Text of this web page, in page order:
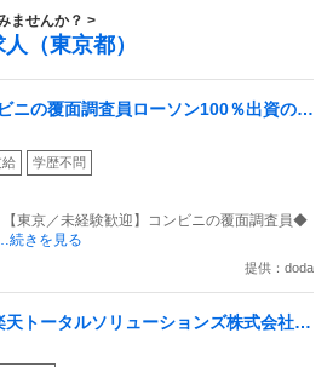
ませんか？ >
（東京都）
ニの覆面調査員ローソン100％出資の安
月10時間
給 学歴不問
東京／未経験歓迎】コンビニの覆面調査員◆
続きを見る
提供：doda
トータルソリューションズ株式会社
支援部 業務統制支援課：ショップコン